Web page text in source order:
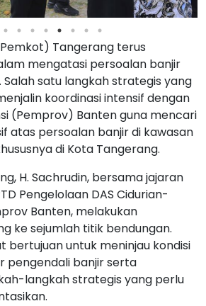
Tangerang terus
mengatasi persoalan banjir
satu langkah strategis yang
koordinasi intensif dengan
(Pemprov) Banten guna mencari
atas persoalan banjir di kawasan
di Kota Tangerang.
H. Sachrudin, bersama jajaran
Pengelolaan DAS Cidurian-
Banten, melakukan
ke sejumlah titik bendungan.
bertujuan untuk meninjau kondisi
pengendali banjir serta
langkah strategis yang perlu